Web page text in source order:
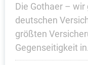
Die Gothaer –
deutschen
größten
Gegenseitigkeit